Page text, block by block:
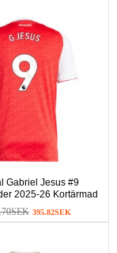
Gabriel Jesus #9
2025-26 Kortärmad
395.82SEK